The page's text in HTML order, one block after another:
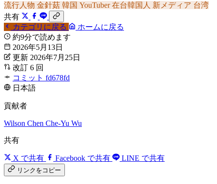
流行人物 金針菇 韓国 YouTuber在台韓国人 新メディア 台湾
共有
カテゴリに戻る
ホームに戻る
約9分で読めます
2026年5月13日
更新 2026年7月25日
改訂 6 回
コミット fd678fd
日本語
貢献者
Wilson Chen Che-Yu Wu
共有
X で共有 Facebook で共有 LINE で共有
リンクをコピー